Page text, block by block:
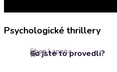
Psychologické thrillery
Co jste to provedli?
Shari Lapena
4.4